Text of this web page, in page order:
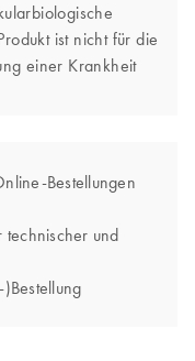
ist nicht für die
einer Krankheit
Bestellungen
und